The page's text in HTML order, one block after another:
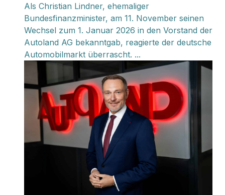
Als Christian Lindner, ehemaliger
Bundesfinanzminister, am 11. November seinen
Wechsel zum 1. Januar 2026 in den Vorstand der
Autoland AG bekanntgab, reagierte der deutsche
Automobilmarkt überrascht. ...